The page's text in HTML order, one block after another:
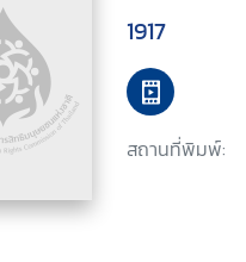
1917
สถานที่พิมพ์: